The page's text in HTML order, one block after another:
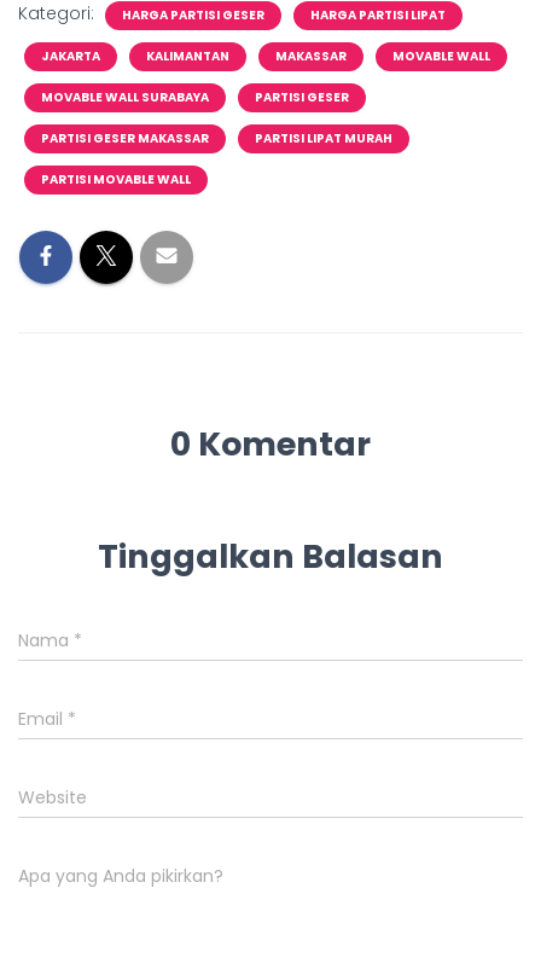
Kategori: HARGA PARTISI GESER HARGA PARTISI LIPAT
JAKARTA KALIMANTAN MAKASSAR MOVABLE WALL
MOVABLE WALL SURABAYA PARTISI GESER
PARTISI GESER MAKASSAR PARTISI LIPAT MURAH
PARTISI MOVABLE WALL
0 Komentar
Tinggalkan Balasan
Nama *
Email *
Website
Apa yang Anda pikirkan?